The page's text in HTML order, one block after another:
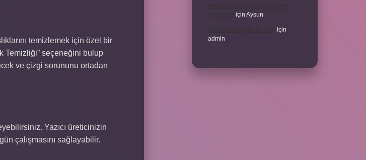
temizlemek için özel bir
Temizliği” seçeneğini bulup
ve çizgi sorununu ortadan
Yazıcı üreticinizin
çalışmasını sağlayabilir.
için Aysun
için
admin